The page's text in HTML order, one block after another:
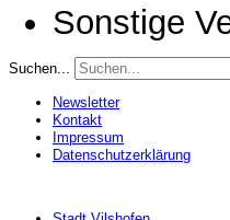
Sonstige
Suchen...
Newsletter
Kontakt
Impressum
Datenschutzerklärung